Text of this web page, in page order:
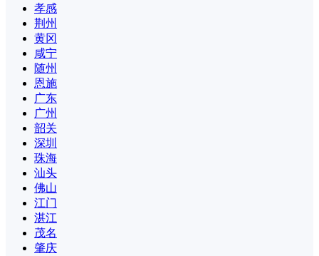
孝感
荆州
黄冈
咸宁
随州
恩施
广东
广州
韶关
深圳
珠海
汕头
佛山
江门
湛江
茂名
肇庆